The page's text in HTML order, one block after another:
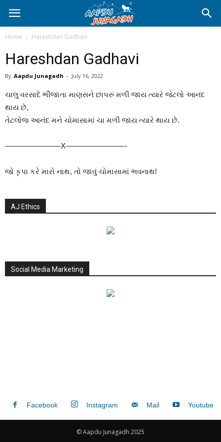
Home Hareshdan Gadhavi
Hareshdan Gadhavi
By Aapdu Junagadh - July 16, 2022
ચાલુ વરસાદે ભીંજાતા માણસને છાપરું મળી જાય ત્યારે જેટલો આનંદ
થાય છે,
તેટલોજ આનંદ મને ચોમાસામાં ચા મળી જાય ત્યારે થાય છે.
———————–X————————-
જો કૃપા કરે મારો નાથ, તો જાવું ચોમાસામાં ભવનાથ!
AJ Ethics
Social Media Marketing
Facebook Instagram Mail Youtube
© Aapdu Junagadh 2025